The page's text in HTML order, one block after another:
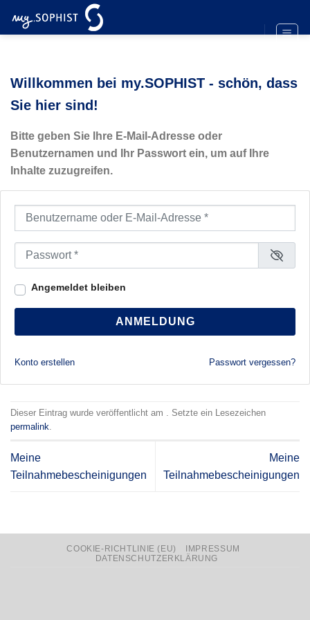
Inhalt
Willkommen bei my.SOPHIST - schön, dass
Sie hier sind!
Bitte geben Sie Ihre E-Mail-Adresse oder
Benutzernamen und Ihr Passwort ein, um auf Ihre
Inhalte zuzugreifen.
Benutzername oder E-Mail-Adresse
Passwort
Angemeldet bleiben
ANMELDUNG
Konto erstellen Passwort vergessen?
Dieser Eintrag wurde veröffentlicht am . Setzte ein Lesezeichen
permalink.
Meine
Teilnahmebescheinigungen
Meine
Teilnahmebescheinigungen
COOKIE-RICHTLINIE (EU)
IMPRESSUM
DATENSCHUTZERKLÄRUNG